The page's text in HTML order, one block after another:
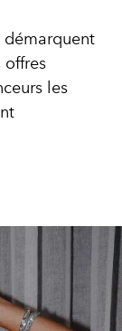
démarquent
offres
les